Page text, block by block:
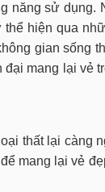
năng sử dụng.
thể hiện qua
gian sống
mang lại vẻ
thất lại càng
mang lại vẻ